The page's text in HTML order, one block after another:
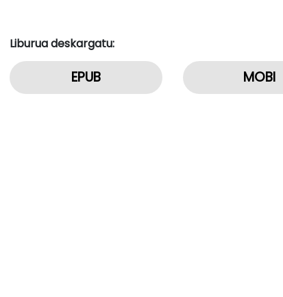
Liburua deskargatu:
EPUB MOBI